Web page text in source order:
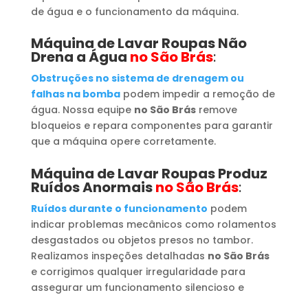
de água e o funcionamento da máquina.
Máquina de Lavar RoupasNão
Drena a Água no São Brás:
Obstruções no sistema de drenagem ou
falhas na bombapodem impedir a remoção de
água. Nossa equipe no São Brásremove
bloqueios e repara componentes para garantir
que a máquina opere corretamente.
Máquina de Lavar RoupasProduz
Ruídos Anormaisno São Brás:
Ruídos durante o funcionamento podem
indicar problemas mecânicos como rolamentos
desgastados ou objetos presos no tambor.
Realizamos inspeções detalhadas no São Brás
e corrigimos qualquer irregularidade para
assegurar um funcionamento silencioso e